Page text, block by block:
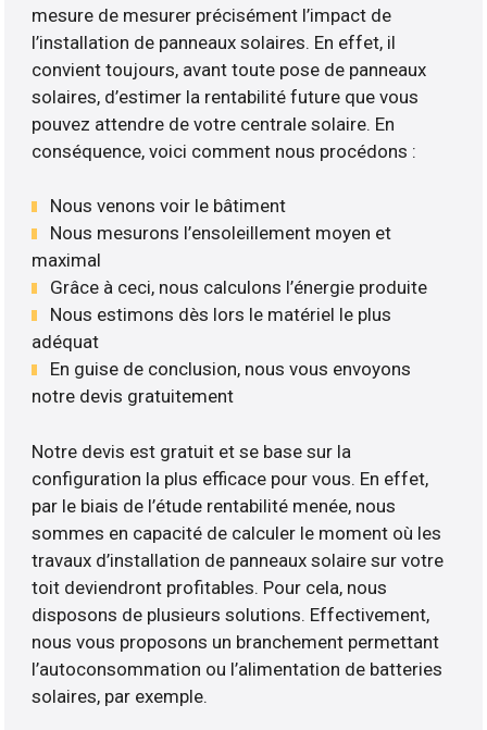
mesure de mesurer précisément l’impact de
l’installation de panneaux solaires. En effet, il
convient toujours, avant toute pose de panneaux
solaires, d’estimer la rentabilité future que vous
pouvez attendre de votre centrale solaire. En
conséquence, voici comment nous procédons :
Nous venons voir le bâtiment
Nous mesurons l’ensoleillement moyen et
maximal
Grâce à ceci, nous calculons l’énergie produite
Nous estimons dès lors le matériel le plus
adéquat
En guise de conclusion, nous vous envoyons
notre devis gratuitement
Notre devis est gratuit et se base sur la
configuration la plus efficace pour vous. En effet,
par le biais de l’étude rentabilité menée, nous
sommes en capacité de calculer le moment où les
travaux d’installation de panneaux solaire sur votre
toit deviendront profitables. Pour cela, nous
disposons de plusieurs solutions. Effectivement,
nous vous proposons un branchement permettant
l’autoconsommation ou l’alimentation de batteries
solaires, par exemple.